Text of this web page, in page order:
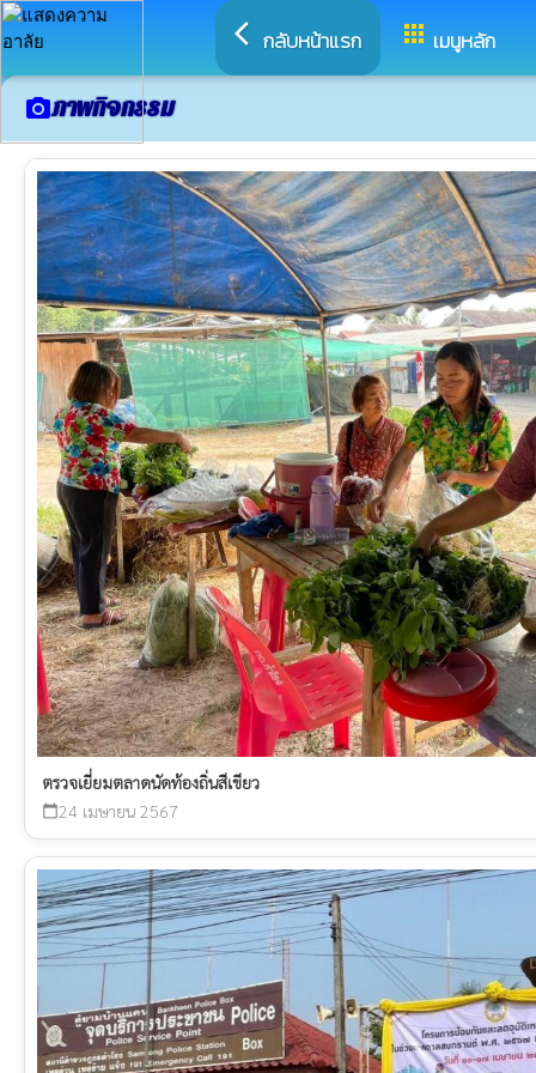
arrow_back_ios กลับหน้าแรก apps เมนูหลัก
camera_altภาพกิจกรรม
ตรวจเยี่ยมตลาดนัดท้องถิ่นสีเขียว
calendar_today24 เมษายน 2567